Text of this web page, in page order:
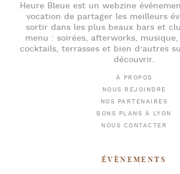
Heure Bleueest un webzine
vocation de partager les meilleurs
sortir dans les plus beaux bars et
menu : soirées, afterworks,
cocktails, terrasses et bien d’autres
découvrir.
À PROPOS
NOUS REJOINDRE
NOS PARTENAIRES
BONS PLANS À LYON
NOUS CONTACTER
ÉVÈNEMENTS